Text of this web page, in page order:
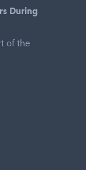
During
of the